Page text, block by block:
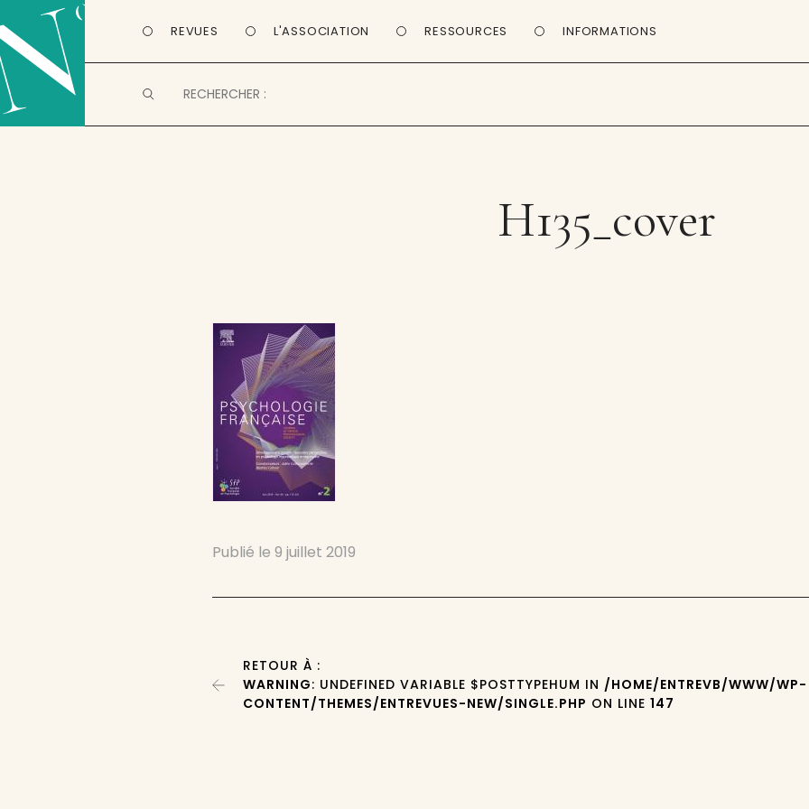
REVUES L'ASSOCIATION RESSOURCES INFORMATIONS
H135_cover
Publié le9 juillet 2019
RETOUR À :
WARNING: UNDEFINED VARIABLE $POSTTYPEHUM IN /HOME/ENTREVB/WWW/WP-
CONTENT/THEMES/ENTREVUES-NEW/SINGLE.PHP ON LINE147